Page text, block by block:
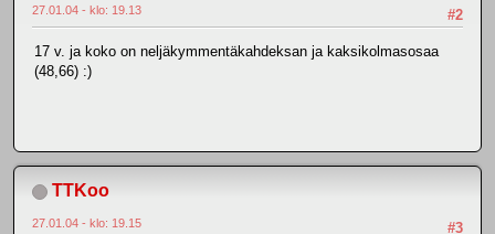
#2
27.01.04 - klo: 19.13
17 v. ja koko on neljäkymmentäkahdeksan ja kaksikolmasosaa
(48,66) :)
TTKoo
#3
27.01.04 - klo: 19.15